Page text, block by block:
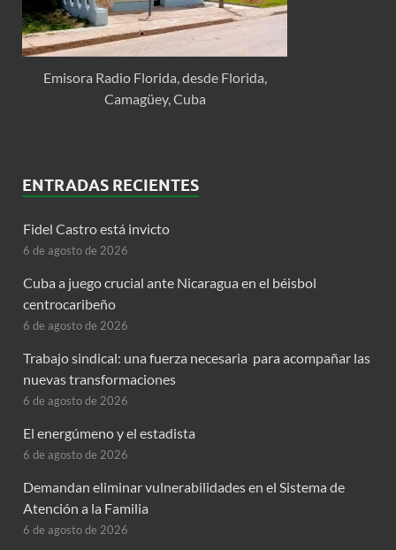
Emisora Radio Florida, desde Florida,
Camagüey, Cuba
ENTRADAS RECIENTES
Fidel Castro está invicto
6 de agosto de 2026
Cuba a juego crucial ante Nicaragua en el béisbol
centrocaribeño
6 de agosto de 2026
Trabajo sindical: una fuerza necesaria para acompañar las
nuevas transformaciones
6 de agosto de 2026
El energúmeno y el estadista
6 de agosto de 2026
Demandan eliminar vulnerabilidades en el Sistema de
Atención a la Familia
6 de agosto de 2026